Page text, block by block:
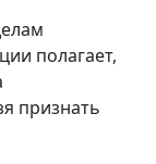
полагает,
признать